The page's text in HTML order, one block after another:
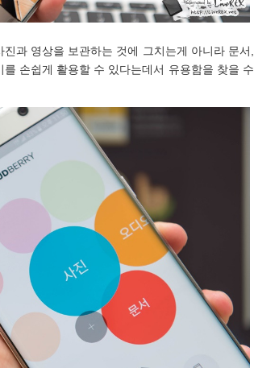
과 영상을 보관하는 것에 그치는게 아니라 문서,
손쉽게 활용할 수 있다는데서 유용함을 찾을 수